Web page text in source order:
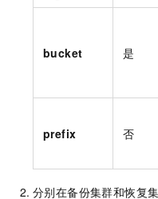
bucket 是
prefix 否
分别在备份集群和恢复